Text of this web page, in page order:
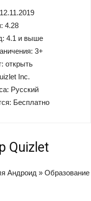
4.28
4.1 и выше
3+
открыть
Inc.
Русский
Бесплатно
Quizlet
Андроид » Образование